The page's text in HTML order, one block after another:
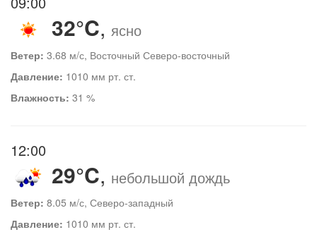
32°C, ясно
Ветер: 3.68 м/с, Восточный Северо-восточный
Давление: 1010 мм рт. ст.
Влажность: 31 %
12:00
29°C, небольшой дождь
Ветер: 8.05 м/с, Северо-западный
Давление: 1010 мм рт. ст.